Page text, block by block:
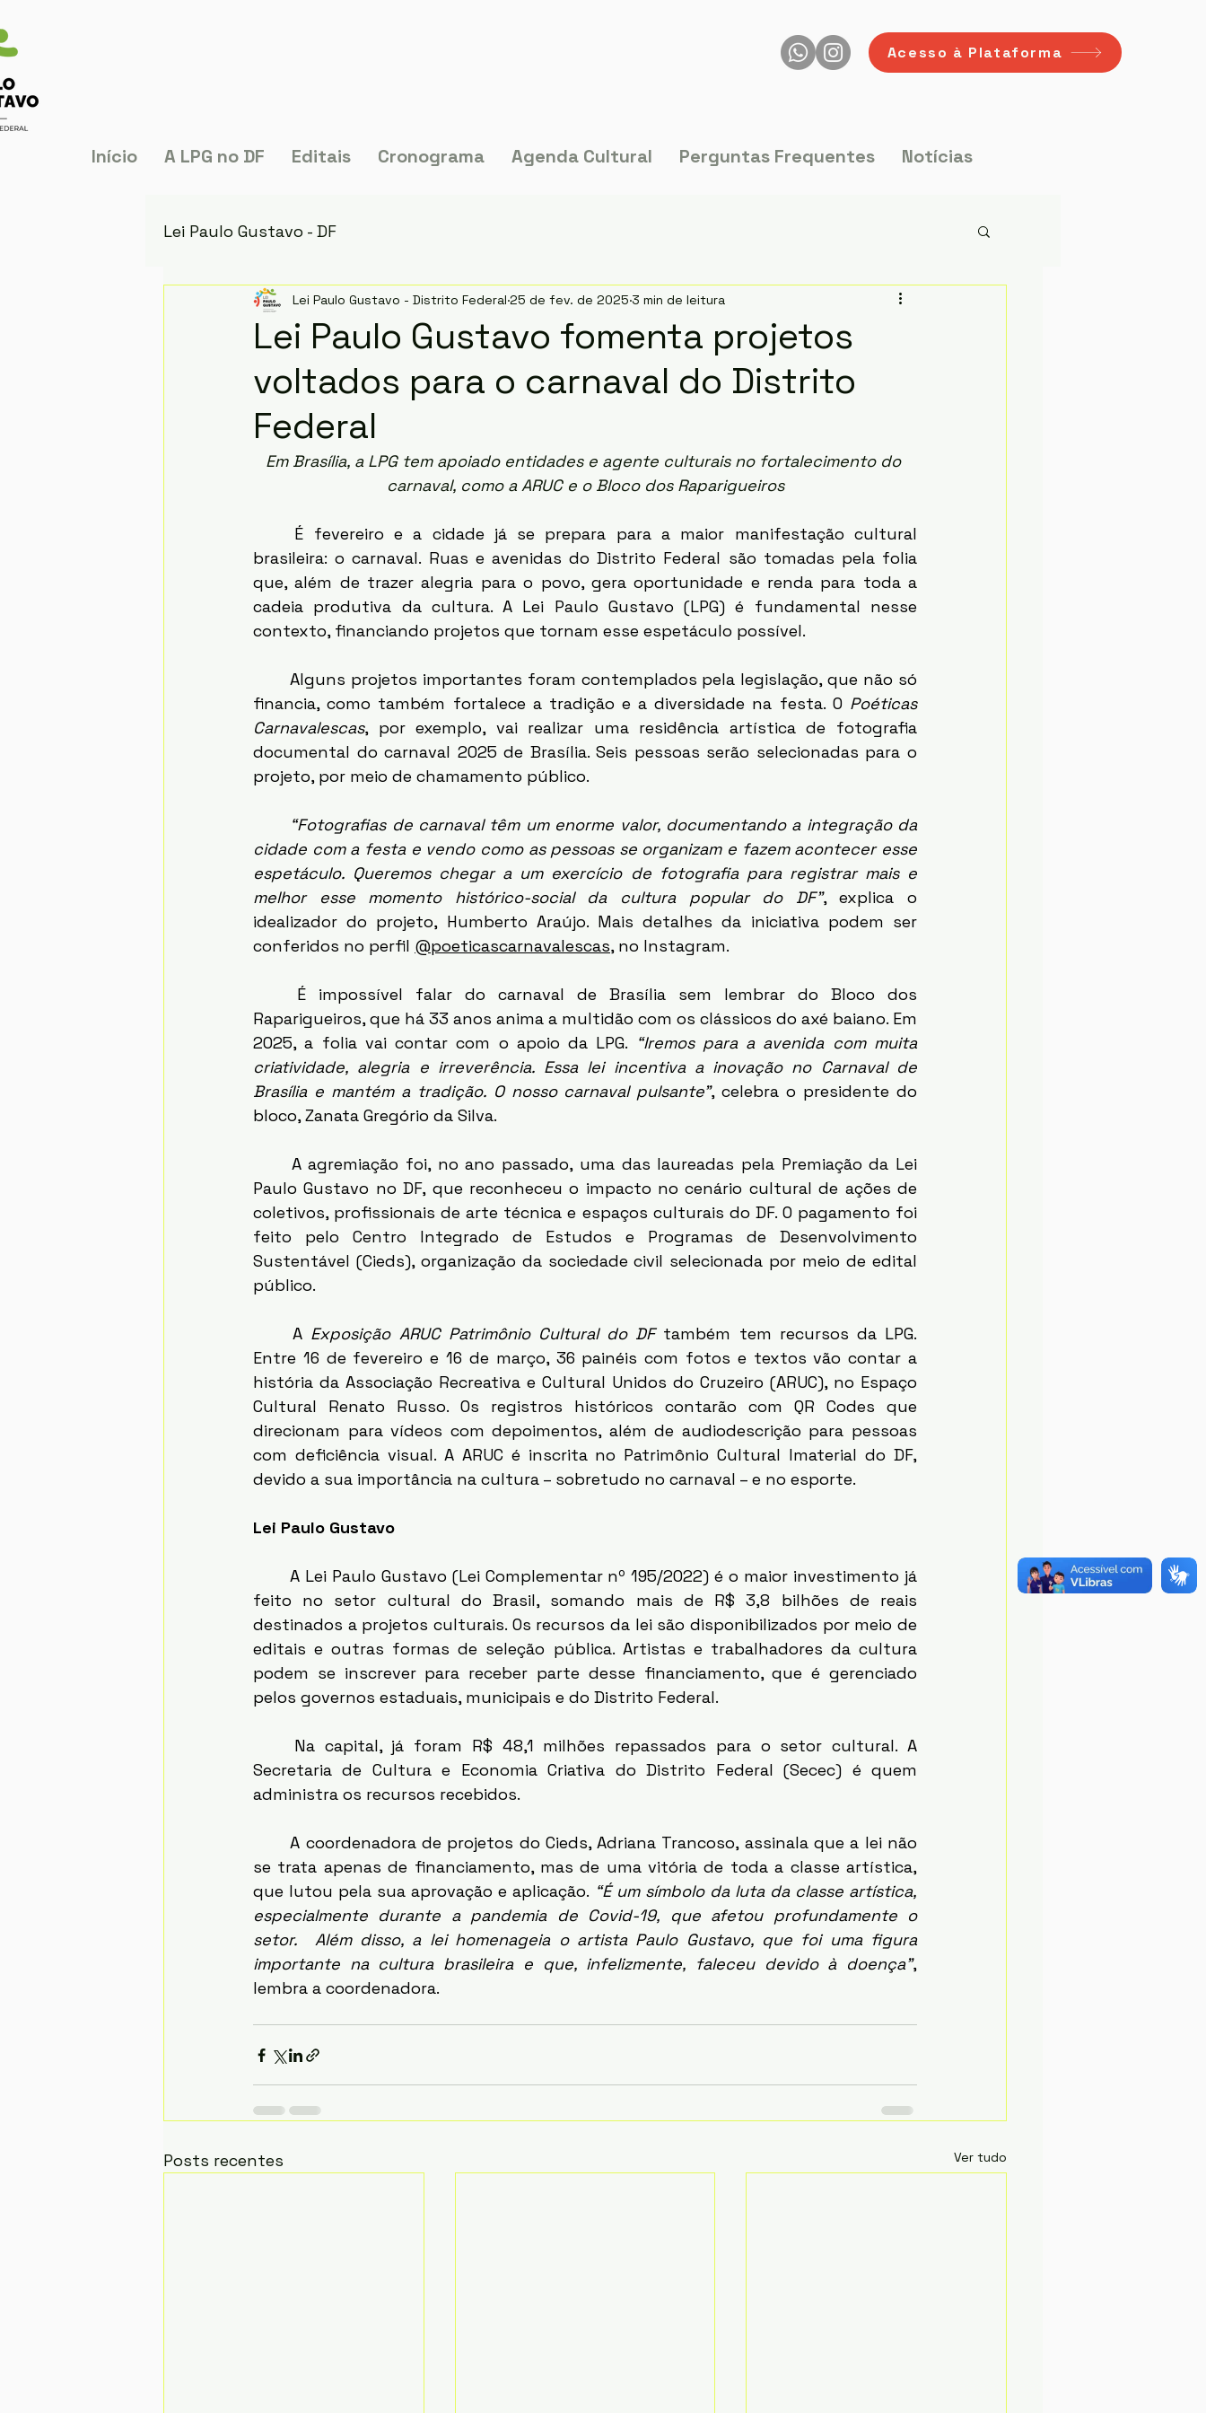
Acesso à Plataforma
Início A LPG no DF Editais Cronograma Agenda Cultural Perguntas Frequentes Notícias
Lei Paulo Gustavo - DF
Lei Paulo Gustavo fomenta projetos
voltados para o carnaval do Distrito
Federal
Lei Paulo Gustavo - Distrito Federal 25 de fev. de 2025 3 min de leitura
Em Brasília, a LPG tem apoiado entidades e agente culturais no fortalecimento do
carnaval, como a ARUC e o Bloco dos Raparigueiros
brasileira: o carnaval. Ruas e avenidas do Distrito Federal são tomadas pela folia
que, além de trazer alegria para o povo, gera oportunidade e renda para toda a
cadeia produtiva da cultura. A Lei Paulo Gustavo (LPG) é fundamental nesse
contexto, financiando projetos que tornam esse espetáculo possível.
financia, como também fortalece a tradição e a diversidade na festa. O Poéticas
Carnavalescas, por exemplo, vai realizar uma residência artística de fotografia
documental do carnaval 2025 de Brasília. Seis pessoas serão selecionadas para o
projeto, por meio de chamamento público.
“Fotografias de carnaval têm um enorme valor, documentando a integração da
cidade com a festa e vendo como as pessoas se organizam e fazem acontecer esse
espetáculo. Queremos chegar a um exercício de fotografia para registrar mais e
melhor esse momento histórico-social da cultura popular do DF”, explica o
idealizador do projeto, Humberto Araújo. Mais detalhes da iniciativa podem ser
conferidos no perfil @poeticascarnavalescas, no Instagram.
Raparigueiros, que há 33 anos anima a multidão com os clássicos do axé baiano. Em
2025, a folia vai contar com o apoio da LPG. “Iremos para a avenida com muita
criatividade, alegria e irreverência. Essa lei incentiva a inovação no Carnaval de
Brasília e mantém a tradição. O nosso carnaval pulsante”, celebra o presidente do
bloco, Zanata Gregório da Silva.
Paulo Gustavo no DF, que reconheceu o impacto no cenário cultural de ações de
coletivos, profissionais de arte técnica e espaços culturais do DF. O pagamento foi
feito pelo Centro Integrado de Estudos e Programas de Desenvolvimento
Sustentável (Cieds), organização da sociedade civil selecionada por meio de edital
público.
	A
Exposição ARUC Patrimônio Cultural do DF também tem recursos da LPG.
Entre 16 de fevereiro e 16 de março, 36 painéis com fotos e textos vão contar a
história da Associação Recreativa e Cultural Unidos do Cruzeiro (ARUC), no Espaço
Cultural Renato Russo. Os registros históricos contarão com QR Codes que
direcionam para vídeos com depoimentos, além de audiodescrição para pessoas
com deficiência visual. A ARUC é inscrita no Patrimônio Cultural Imaterial do DF,
devido a sua importância na cultura – sobretudo no carnaval – e no esporte.
Lei Paulo Gustavo
feito no setor cultural do Brasil, somando mais de R$ 3,8 bilhões de reais
destinados a projetos culturais. Os recursos da lei são disponibilizados por meio de
editais e outras formas de seleção pública. Artistas e trabalhadores da cultura
podem se inscrever para receber parte desse financiamento, que é gerenciado
pelos governos estaduais, municipais e do Distrito Federal.
Secretaria de Cultura e Economia Criativa do Distrito Federal (Secec) é quem
administra os recursos recebidos.
	A coordenadora de projetos do Cieds, Adriana Trancoso, assinala que a lei não
se trata apenas de financiamento, mas de uma vitória de toda a classe artística,
que lutou pela sua aprovação e aplicação. “É um símbolo da luta da classe artística,
especialmente durante a pandemia de Covid-19, que afetou profundamente o
setor.  Além disso, a lei homenageia o artista Paulo Gustavo, que foi uma figura
importante na cultura brasileira e que, infelizmente, faleceu devido à doença”,
lembra a coordenadora.
Posts recentes Ver tudo